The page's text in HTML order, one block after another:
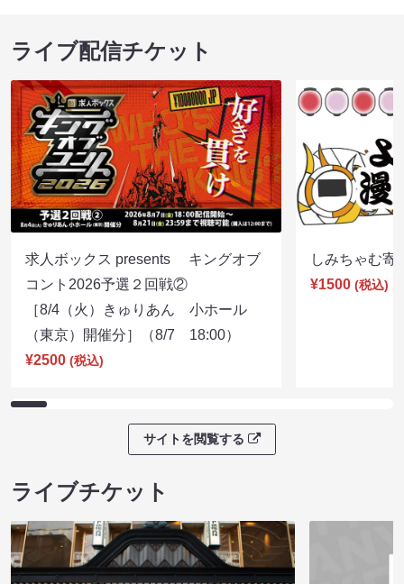
ライブ配信チケット
求人ボックス presents キングオブ
コント2026予選２回戦②
［8/4（火）きゅりあん 小ホール
（東京）開催分］（8/7 18:00）
¥2500 (税込)
しみちゃむ
¥1500 (税込)
サイトを閲覧する
ライブチケット